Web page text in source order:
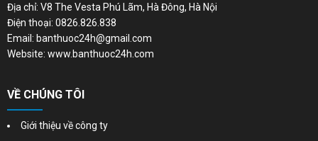
Địa chỉ: V8 The Vesta Phú Lãm, Hà Đông, Hà Nội
Điện thoại: 0826.826.838
Email: banthuoc24h@gmail.com
Website: www.banthuoc24h.com
VỀ CHÚNG TÔI
Giới thiệu về công ty